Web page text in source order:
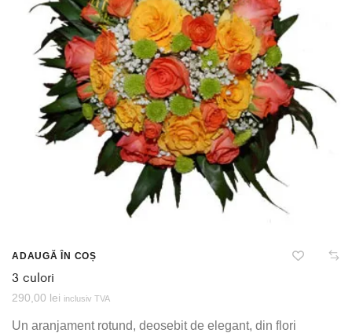
ADAUGĂ ÎN COȘ
3 culori
290,00 lei inclusiv TVA
Un aranjament rotund, deosebit de elegant, din flori